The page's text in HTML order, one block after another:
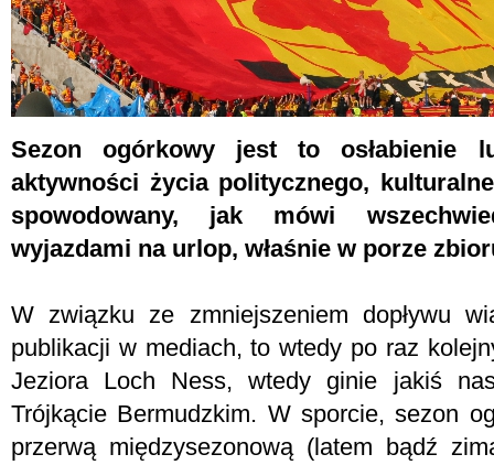
Sezon ogórkowy jest to osłabienie
aktywności życia politycznego,
spowodowany, jak mówi
wyjazdami na urlop, właśnie w porze
W związku ze zmniejszeniem dopływu
publikacji w mediach, to wtedy po raz
Jeziora Loch Ness, wtedy ginie jakiś
Trójkącie Bermudzkim. W sporcie, sezon
przerwą międzysezonową (latem bądź